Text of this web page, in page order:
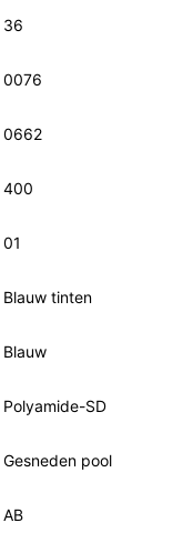
36
0076
0662
400
01
Blauw tinten
Blauw
Polyamide-SD
Gesneden pool
AB